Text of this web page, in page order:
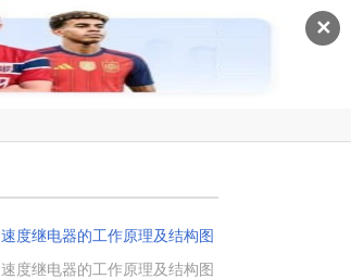
✕
速度继电器的工作原理及结构图
说
速度继电器的工作原理及结构图